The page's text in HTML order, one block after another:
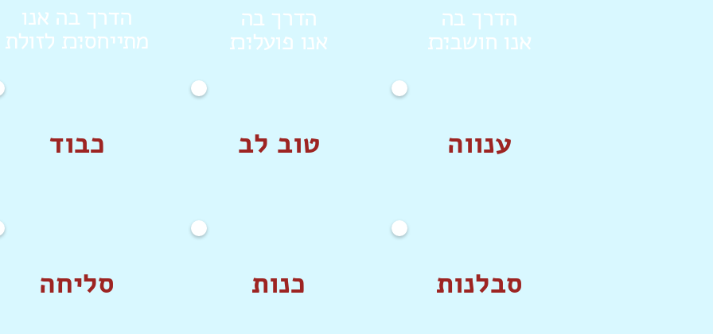
הדרך בה אנו
מתייחס׊׉ לזולת
כבוד
סליחה
הדרך בה
אנו פועל׊׉
טוב לב
כנות
הדרך בה
אנו חושב׊׉
ענווה
סבלנות